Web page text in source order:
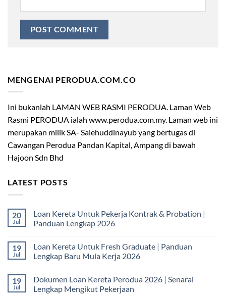
MENGENAI PERODUA.COM.CO
Ini bukanlah LAMAN WEB RASMI PERODUA. Laman Web
Rasmi PERODUA ialah www.perodua.com.my. Laman web ini
merupakan milik SA- Salehuddinayub yang bertugas di
Cawangan Perodua Pandan Kapital, Ampang di bawah
Hajoon Sdn Bhd
LATEST POSTS
20
Jul
Loan Kereta Untuk Pekerja Kontrak & Probation |
Panduan Lengkap 2026
on
Loan
Kereta
Kontrak
&
Probation
19
Jul
Loan Kereta Untuk Fresh Graduate | Panduan
Lengkap Baru Mula Kerja 2026
on
Loan
Kereta
19
Jul
Dokumen Loan Kereta Perodua 2026 | Senarai
Lengkap Mengikut Pekerjaan